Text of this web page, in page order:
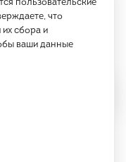
пользовательские
что
сбора и
ваши данные